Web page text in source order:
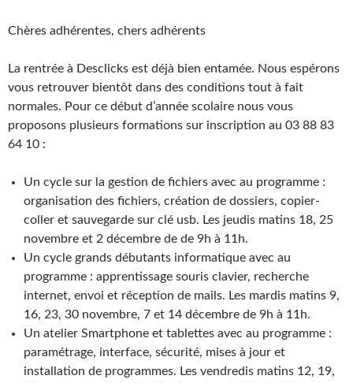
Chères adhérentes, chers adhérents
La rentrée à Desclicks est déjà bien entamée. Nous espérons
vous retrouver bientôt dans des conditions tout à fait
normales. Pour ce début d’année scolaire nous vous
proposons plusieurs formations sur inscription au 03 88 83
64 10 :
Un cycle sur la gestion de fichiers avec au programme :
organisation des fichiers, création de dossiers, copier-
coller et sauvegarde sur clé usb. Les jeudis matins 18, 25
novembre et 2 décembre de de 9h à 11h.
Un cycle grands débutants informatique avec au
programme : apprentissage souris clavier, recherche
internet, envoi et réception de mails. Les mardis matins 9,
16, 23, 30 novembre, 7 et 14 décembre de 9h à 11h.
Un atelier Smartphone et tablettes avec au programme :
paramétrage, interface, sécurité, mises à jour et
installation de programmes. Les vendredis matins 12, 19,